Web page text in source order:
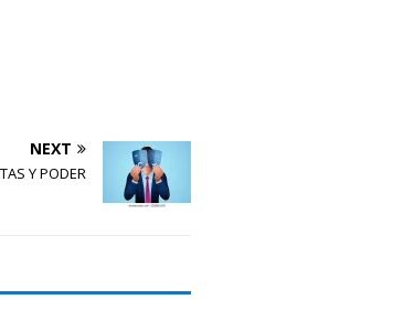
NEXT
Y PODER